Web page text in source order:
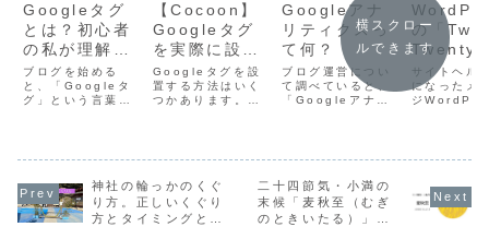
Googleタグ
とは？初心者
の私が理解し
た「配達員」
のイメージ
ブログを始める
と、「Googleタ
グ」という言葉を
らず、「タグ？何
状態でした。調べ
ても難しい説明が
多く、なかなかイ
メージがつきませ
【Cocoon】
Googleタグ
を実際に設置
してみた
Googleタグを設
置する方法はいく
つかあります。
が、今回は
ジャー（GTM）を
使う方法を確認し
てみました。GTM
にログインし、ワ
Googleアナ
リティクスっ
て何？
ブログ運営につい
て調べていると、
「Googleアナリ
とがあるかもしれ
グを始めた頃は、
何ができるツール
なのかよく理解で
きていませんでし
の「
Twenty
Four」
していい
準テーマ
サイトヘル
になったメ
ジ
い」と表示
認してみま
停止中のテ
確認すると
横スクロー
ルできます
神社の輪っかのくぐ
り方。正しいくぐり
方とタイミングと
二十四節気・小満の
末候「麦秋至（むぎ
のときいたる）」と